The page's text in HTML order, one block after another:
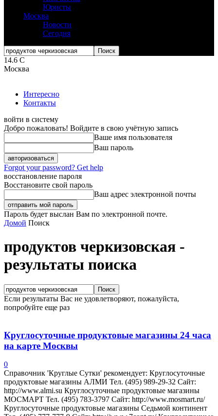
Юристы
Москва
Новости
Сегодня
14.6 C
Москва
Интересно
Контакты
войти в систему
Добро пожаловать! Войдите в свою учётную запись
Ваше имя пользователя
Ваш пароль
Forgot your password? Get help
восстановление пароля
Восстановите свой пароль
Ваш адрес электронной почты
Пароль будет выслан Вам по электронной почте.
Домой Поиск
продуктов черкизовская -
результаты поиска
Если результаты Вас не удовлетворяют, пожалуйста,
попробуйте еще раз
Круглосуточные продуктовые магазины 24 часа
на карте Москвы
0
Справочник 'Круглые Сутки' рекомендует: Круглосуточные
продуктовые магазины АЛМИ Тел. (495) 989-29-32 Сайт:
http://www.almi.su Круглосуточные продуктовые магазины
МОСМАРТ Тел. (495) 783-3797 Сайт: http://www.mosmart.ru/
Круглосуточные продуктовые магазины Седьмой континент